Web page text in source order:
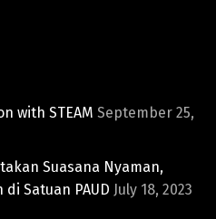
with STEAM September 25,
Suasana Nyaman,
Satuan PAUD July 18, 2023